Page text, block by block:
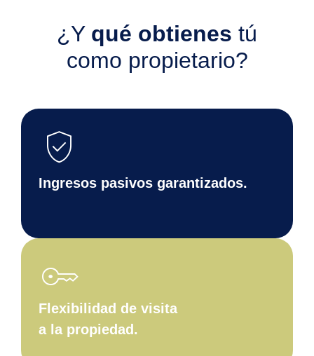
¿Y qué obtienes tú
como propietario?
verified_user
Ingresos pasivos garantizados.
key
Flexibilidad de visita
a la propiedad.